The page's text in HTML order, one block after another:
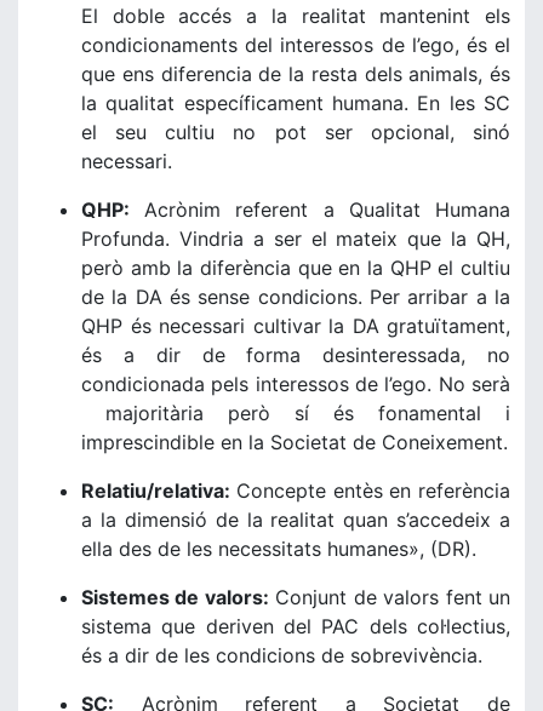
El doble accés a la realitat mantenint els
condicionaments del interessos de l’ego, és el
que ens diferencia de la resta dels animals, és
la qualitat específicament humana. En les SC
el seu cultiu no pot ser opcional, sinó
necessari.
QHP: Acrònim referent a Qualitat Humana
Profunda. Vindria a ser el mateix que la QH,
però amb la diferència que en la QHP el cultiu
de la DA és sense condicions. Per arribar a la
QHP és necessari cultivar la DA gratuïtament,
és a dir de forma desinteressada, no
condicionada pels interessos de l’ego. No serà
majoritària però sí és fonamental i
imprescindible en la Societat de Coneixement.
Relatiu/relativa: Concepte entès en referència
a la dimensió de la realitat quan s’accedeix a
ella des de les necessitats humanes», (DR).
Sistemes de valors: Conjunt de valors fent un
sistema que deriven del PAC dels col·lectius,
és a dir de les condicions de sobrevivència.
SC: Acrònim referent a Societat de